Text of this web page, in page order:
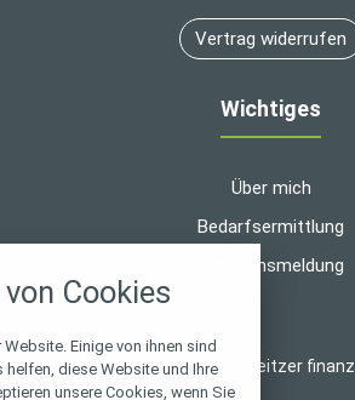
Vertrag widerrufen
Wichtiges
Über mich
Bedarfsermittlung
Schadensmeldung
© 2026 heitzer finanz
Cookies
Einige von ihnen sind
diese Website und Ihre
unsere Cookies, wenn Sie
alle verwendeten Cookies und
zu blockieren.